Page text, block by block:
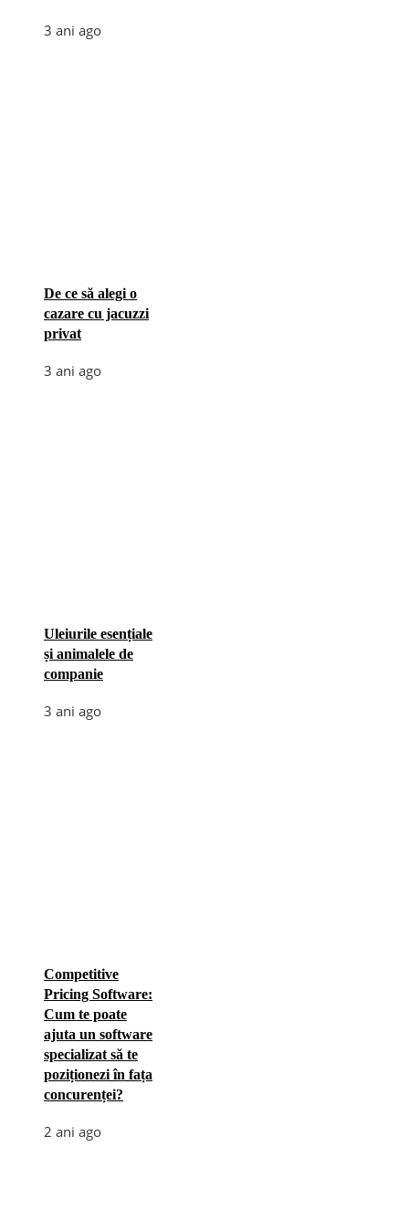
3 ani ago
De ce să alegi o
cazare cu jacuzzi
privat
3 ani ago
Uleiurile esențiale
și animalele de
companie
3 ani ago
Competitive
Pricing Software:
Cum te poate
ajuta un software
specializat să te
poziționezi în fața
concurenței?
2 ani ago